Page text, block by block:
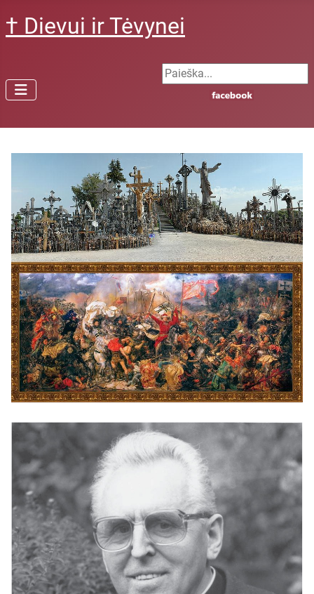
† Dievui ir Tėvynei
Search ...